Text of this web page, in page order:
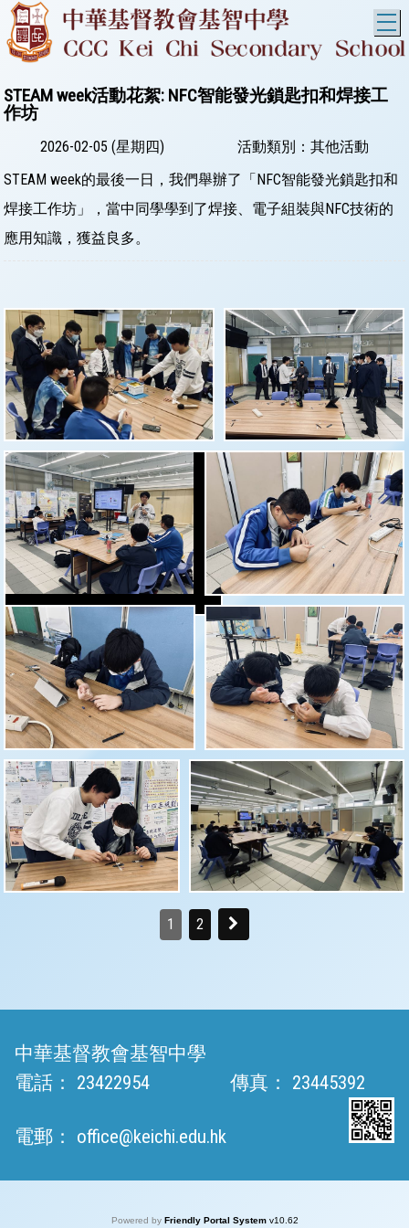
STEAM week活動花絮: NFC智能發光鎖匙扣和焊接工
作坊
2026-02-05 (星期四)
活動類別：其他活動
STEAM week的最後一日，我們舉辦了「NFC智能發光鎖匙扣和
焊接工作坊」，當中同學學到了焊接、電子組裝與NFC技術的
應用知識，獲益良多。
1 2
中華基督教會基智中學
電話：
23422954 傳真： 23445392
電郵： office@keichi.edu.hk
Powered by Friendly Portal System v10.62